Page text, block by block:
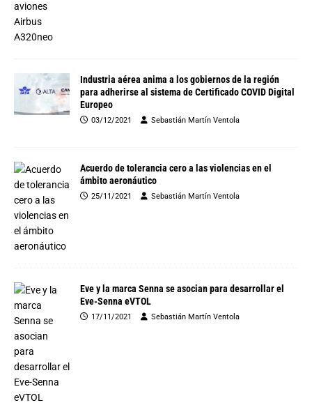
Industria aérea anima a los gobiernos de la región
para adherirse al sistema de Certificado COVID Digital
Europeo
03/12/2021 Sebastián Martín Ventola
Acuerdo de tolerancia cero a las violencias en el
ámbito aeronáutico
25/11/2021 Sebastián Martín Ventola
Eve y la marca Senna se asocian para desarrollar el
Eve-Senna eVTOL
17/11/2021 Sebastián Martín Ventola